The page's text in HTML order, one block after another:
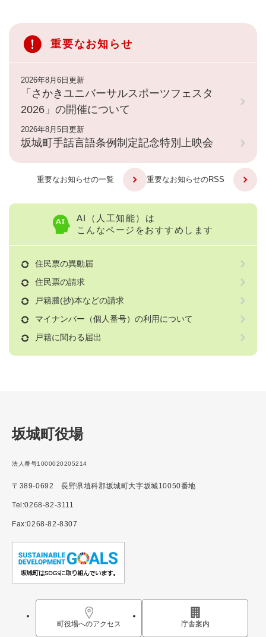
重要なお知らせ
2026年8月6日更新
「さかきユニバーサルスポーツフェスタ
2026」の開催について
2026年8月5日更新
坂城町手話言語条例制定記念特別上映会
重要なお知らせの一覧 重要なお知らせのRSS
AI（人工知能）は
こんなページをおすすめします
住民票の異動届
住民票の請求
戸籍謄(抄)本などの請求
マイナンバー（個人番号）の利用について
戸籍に関わる届出
坂城町役場
法人番号1000020205214
〒389-0692 長野県埴科郡坂城町大字坂城10050番地
Tel:0268-82-3111
Fax:0268-82-8307
町役場へのアクセス 庁舎案内